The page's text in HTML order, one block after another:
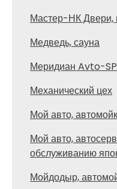
Мастер-НК Двери,
Медведь, сауна
Меридиан Avto-
Механический цех
Мой авто,
Мой авто,
обслуживанию
Мойдодыр,